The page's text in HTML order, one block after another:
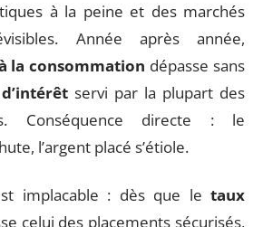
à la peine et des marchés
Année après année,
la consommation dépasse sans
servi par la plupart des
Conséquence directe : le
l’argent placé s’étiole.
implacable : dès que le taux
celui des placements sécurisés,